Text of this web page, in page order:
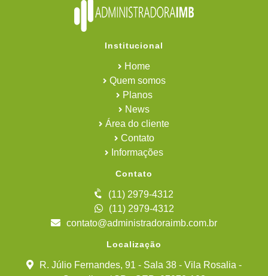
Institucional
Home
Quem somos
Planos
News
Área do cliente
Contato
Informações
Contato
(11) 2979-4312
(11) 2979-4312
contato@administradoraimb.com.br
Localização
R. Júlio Fernandes, 91 - Sala 38 - Vila Rosalia -